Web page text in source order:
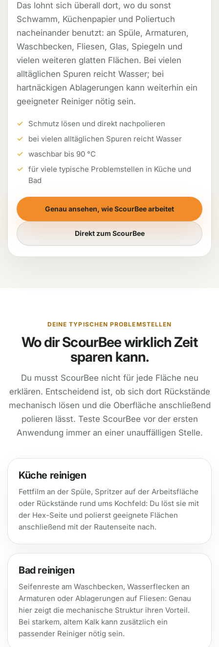
Das lohnt sich überall dort, wo du sonst
Schwamm, Küchenpapier und Poliertuch
nacheinander benutzt: an Spüle, Armaturen,
Waschbecken, Fliesen, Glas, Spiegeln und
vielen weiteren glatten Flächen. Bei vielen
alltäglichen Spuren reicht Wasser; bei
hartnäckigen Ablagerungen kann weiterhin ein
geeigneter Reiniger nötig sein.
Schmutz lösen und direkt nachpolieren
bei vielen alltäglichen Spuren reicht Wasser
waschbar bis 90 °C
für viele typische Problemstellen in Küche und
Bad
Genau ansehen, wie ScourBee arbeitet
Direkt zum ScourBee
DEINE TYPISCHEN PROBLEMSTELLEN
Wo dir ScourBee wirklich Zeit
sparen kann.
Du musst ScourBee nicht für jede Fläche neu
erklären. Entscheidend ist, ob sich dort Rückstände
mechanisch lösen und die Oberfläche anschließend
polieren lässt. Teste ScourBee vor der ersten
Anwendung immer an einer unauffälligen Stelle.
Küche reinigen
Fettfilm an der Spüle, Spritzer auf der Arbeitsfläche
oder Rückstände rund ums Kochfeld: Du löst sie mit
der Hex-Seite und polierst geeignete Flächen
anschließend mit der Rautenseite nach.
Bad reinigen
Seifenreste am Waschbecken, Wasserflecken an
Armaturen oder Ablagerungen auf Fliesen: Genau
hier zeigt die mechanische Struktur ihren Vorteil.
Bei starkem, altem Kalk kann zusätzlich ein
passender Reiniger nötig sein.